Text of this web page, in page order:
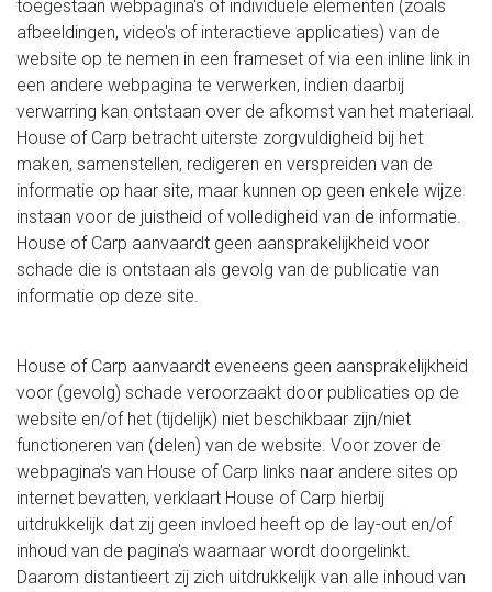
toegestaan webpagina's of individuele elementen (zoals
afbeeldingen, video's of interactieve applicaties) van de
website op te nemen in een frameset of via een inline link in
een andere webpagina te verwerken, indien daarbij
verwarring kan ontstaan over de afkomst van het materiaal.
House of Carp betracht uiterste zorgvuldigheid bij het
maken, samenstellen, redigeren en verspreiden van de
informatie op haar site, maar kunnen op geen enkele wijze
instaan voor de juistheid of volledigheid van de informatie.
House of Carp aanvaardt geen aansprakelijkheid voor
schade die is ontstaan als gevolg van de publicatie van
informatie op deze site.
House of Carp aanvaardt eveneens geen aansprakelijkheid
voor (gevolg) schade veroorzaakt door publicaties op de
website en/of het (tijdelijk) niet beschikbaar zijn/niet
functioneren van (delen) van de website. Voor zover de
webpagina’s van House of Carp links naar andere sites op
internet bevatten, verklaart House of Carp hierbij
uitdrukkelijk dat zij geen invloed heeft op de lay-out en/of
inhoud van de pagina's waarnaar wordt doorgelinkt.
Daarom distantieert zij zich uitdrukkelijk van alle inhoud van